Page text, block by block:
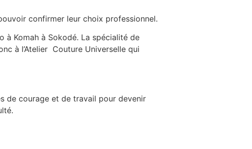
confirmer leur choix professionnel.
à Komah à Sokodé. La spécialité de
à l’Atelier Couture Universelle qui
de courage et de travail pour devenir